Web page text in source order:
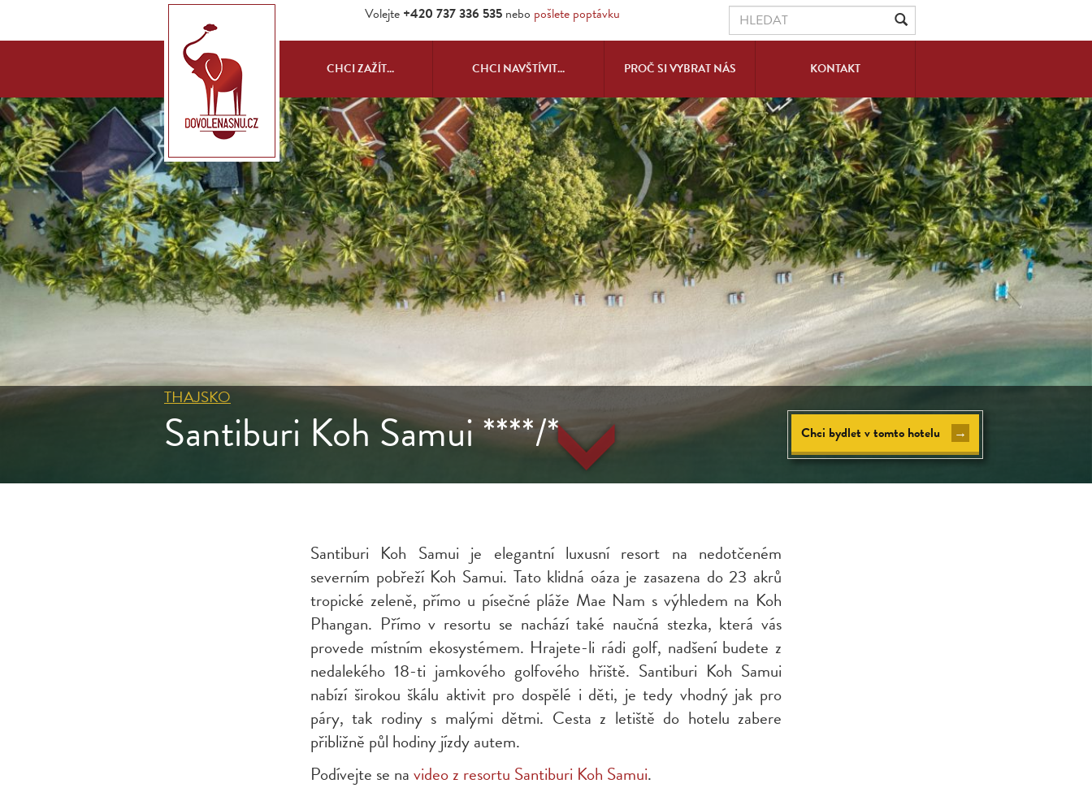
Volejte +420 737 336 535 nebo pošlete poptávku
CHCI ZAŽÍT... CHCI NAVŠTÍVIT... PROČ SI VYBRAT NÁS KONTAKT
THAJSKO
Santiburi Koh Samui ****/* Chci bydlet v tomto hotelu →
Santiburi Koh Samui je elegantní luxusní resort na nedotčeném
severním pobřeží Koh Samui. Tato klidná oáza je zasazena do 23 akrů
tropické zeleně, přímo u písečné pláže Mae Nam s výhledem na Koh
Phangan. Přímo v resortu se nachází také naučná stezka, která vás
provede místním ekosystémem. Hrajete-li rádi golf, nadšení budete z
nedalekého 18-ti jamkového golfového hřiště. Santiburi Koh Samui
nabízí širokou škálu aktivit pro dospělé i děti, je tedy vhodný jak pro
páry, tak rodiny s malými dětmi. Cesta z letiště do hotelu zabere
přibližně půl hodiny jízdy autem.
Podívejte se navideo z resortu Santiburi Koh Samui.